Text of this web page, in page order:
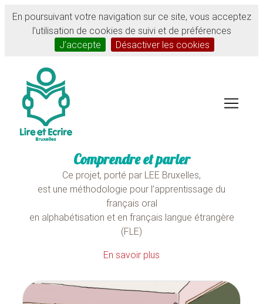
En poursuivant votre navigation sur ce site, vous acceptez
l’utilisation de cookies de suivi et de préférences
J’accepte
Désactiver les cookies
Comprendre et parler
Ce projet, porté par LEE Bruxelles,
est une méthodologie pour l’apprentissage du
français oral
en alphabétisation et en français langue étrangère
(FLE)
En savoir plus